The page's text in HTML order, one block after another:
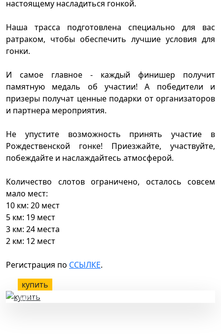
настоящему насладиться гонкой.
Наша трасса подготовлена специально для вас
ратраком, чтобы обеспечить лучшие условия для
гонки.
И самое главное - каждый финишер получит
памятную медаль об участии! А победители и
призеры получат ценные подарки от организаторов
и партнера мероприятия.
Не упустите возможность принять участие в
Рождественской гонке! Приезжайте, участвуйте,
побеждайте и наслаждайтесь атмосферой.
Количество слотов ограничено, осталось совсем
мало мест:
10 км: 20 мест
5 км: 19 мест
3 км: 24 места
2 км: 12 мест
Регистрация по ССЫЛКЕ.
купить
здесь